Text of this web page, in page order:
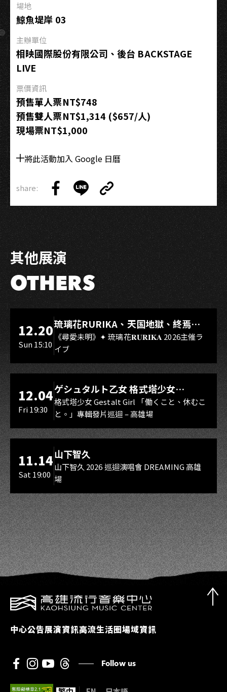
雄
場
場地
鯨魚堤岸 03
主辦單位
相映國際股份有限公司、後台 BACKSTAGE
LIVE
票價資訊
預售單人票NT$748
預售雙人票NT$1,314 ($657/人)
現場票NT$1,000
將此活動加入 Google 日曆
share:
on
Facebook
on
LINE
Link
Copy
Link
其他展演
OTHERS
LIVE WAREHOUSE 小庫
12.20
Sun 15:10
琉璃花RURIKA、天国地獄、終焉
Rebirth、DUALIA、無我夢中、花奏
スマイル（O.A.）
《尋愛未明》✦ 琉璃花𝐑𝐔𝐑𝐈𝐊𝐀 2026主催ラ
イブ
LIVE WAREHOUSE 小庫
12.04
Fri 19:30
ゲシュタルト乙女 格式塔少女
Gestalt Girl
格式塔少女 Gestalt Girl 「働くこと、休むこ
と。」專輯發片巡迴 – 高雄場
11.14
Sat 19:00
山下智久
山下智久 2026 巡迴演唱會 DREAMING 高雄
場
中心公告展演資訊高流生活圈場域資訊
Follow us